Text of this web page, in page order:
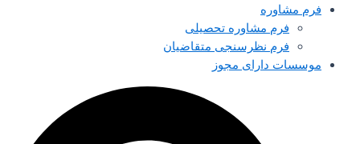
فرم مشاوره
فرم مشاوره تحصیلی
فرم نظرسنجی متقاضیان
موسسات دارای مجوز